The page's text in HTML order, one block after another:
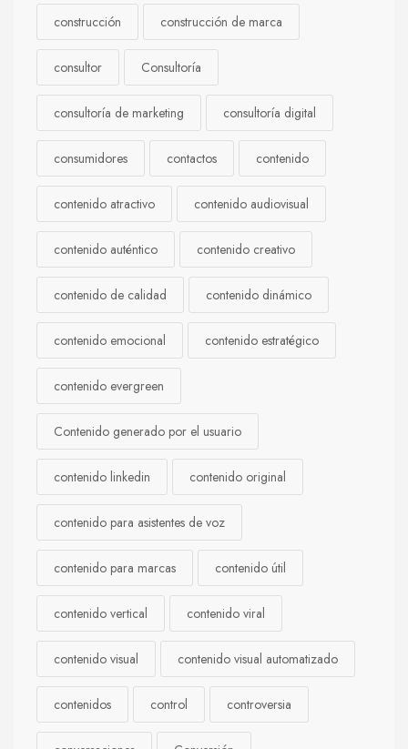
construcción construcción de marca
consultor Consultoría
consultoría de marketing consultoría digital
consumidores contactos contenido
contenido atractivo contenido audiovisual
contenido auténtico contenido creativo
contenido de calidad contenido dinámico
contenido emocional contenido estratégico
contenido evergreen
Contenido generado por el usuario
contenido linkedin contenido original
contenido para asistentes de voz
contenido para marcas contenido útil
contenido vertical contenido viral
contenido visual contenido visual automatizado
contenidos control controversia